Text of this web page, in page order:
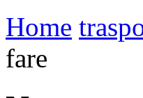
Home
fare